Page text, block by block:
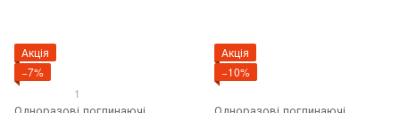
Акція
−7%
1
Акція
−10%